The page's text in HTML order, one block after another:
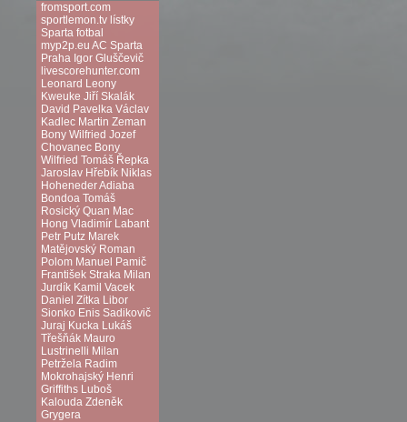
fromsport.com
sportlemon.tv lístky
Sparta fotbal
myp2p.eu AC Sparta
Praha Igor Gluščevič
livescorehunter.com
Leonard Leony
Kweuke Jiří Skalák
David Pavelka Václav
Kadlec Martin Zeman
Bony Wilfried Jozef
Chovanec Bony
Wilfried Tomáš Řepka
Jaroslav Hřebík Niklas
HohenederAdiaba
Bondoa Tomáš
Rosický Quan Mac
Hong Vladimír Labant
Petr Putz Marek
Matějovský Roman
Polom Manuel Pamič
František Straka Milan
Jurdík Kamil Vacek
Daniel Zítka Libor
Sionko Enis Sadikovič
Juraj Kucka Lukáš
Třešňák Mauro
Lustrinelli Milan
Petržela Radim
Mokrohajský Henri
Griffiths Luboš
Kalouda Zdeněk
Grygera